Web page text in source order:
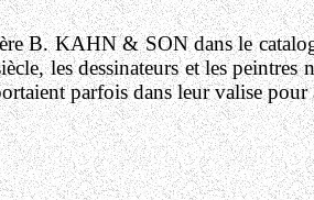
B. KAHN & SON dans le
les dessinateurs et les
parfois dans leur valise